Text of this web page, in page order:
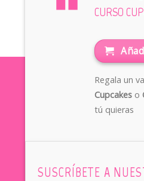
CURSO
Regala un
Cupcakes o
tú quieras
SUSCRÍBETE A